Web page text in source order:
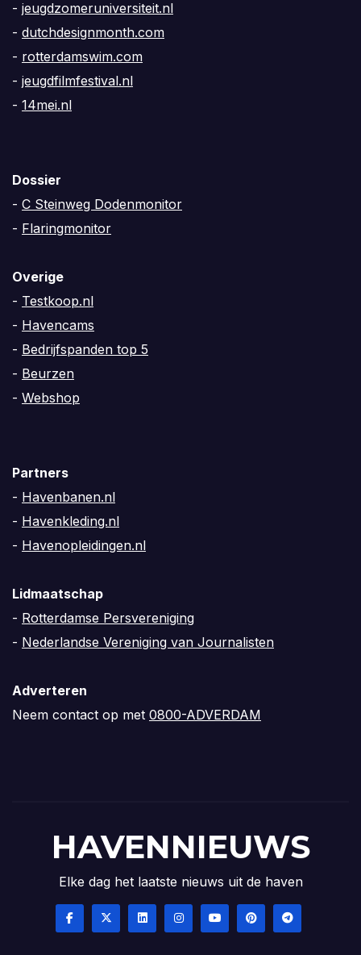
- jeugdzomeruniversiteit.nl
- dutchdesignmonth.com
- rotterdamswim.com
- jeugdfilmfestival.nl
- 14mei.nl
Dossier
- C Steinweg Dodenmonitor
- Flaringmonitor
Overige
- Testkoop.nl
- Havencams
- Bedrijfspanden top 5
- Beurzen
- Webshop
Partners
- Havenbanen.nl
- Havenkleding.nl
- Havenopleidingen.nl
Lidmaatschap
- Rotterdamse Persvereniging
- Nederlandse Vereniging van Journalisten
Adverteren
Neem contact op met 0800-ADVERDAM
HAVENNIEUWS
Elke dag het laatste nieuws uit de haven